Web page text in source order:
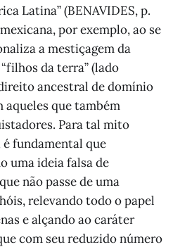
Latina” (BENAVIDES, p.
mexicana, por exemplo, ao se
a mestiçagem da
da terra” (lado
ancestral de domínio
aqueles que também
Para tal mito
fundamental que
uma ideia falsa de
não passe de uma
relevando todo o papel
e alçando ao caráter
com seu reduzido número